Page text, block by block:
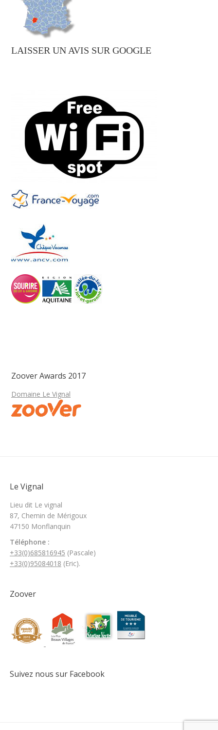
LAISSER UN AVIS SUR GOOGLE
Zoover Awards 2017
Domaine Le Vignal
Le Vignal
Lieu dit Le vignal
87, Chemin de Mérigoux
47150 Monflanquin
Téléphone :
+33(0)685816945 (Pascale)
+33(0)95084018 (Eric).
Zoover
Suivez nous sur Facebook